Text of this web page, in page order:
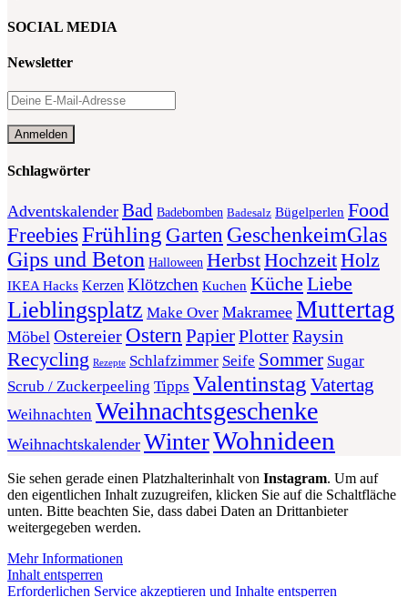
SOCIAL MEDIA
Newsletter
Schlagwörter
Adventskalender Bad Badebomben Badesalz Bügelperlen Food
FreebiesFrühling Garten GeschenkeimGlas
Gips und Beton Halloween HerbstHochzeitHolz
IKEA Hacks Kerzen Klötzchen Kuchen Küche Liebe
Lieblingsplatz Make Over Makramee Muttertag
Möbel Ostereier Ostern PapierPlotterRaysin
Recycling Rezepte Schlafzimmer Seife Sommer Sugar
Scrub / Zuckerpeeling Tipps Valentinstag Vatertag
Weihnachten Weihnachtsgeschenke
Weihnachtskalender WinterWohnideen
Sie sehen gerade einen Platzhalterinhalt von Instagram. Um auf
den eigentlichen Inhalt zuzugreifen, klicken Sie auf die Schaltfläche
unten. Bitte beachten Sie, dass dabei Daten an Drittanbieter
weitergegeben werden.
Mehr Informationen
Inhalt entsperren
Erforderlichen Service akzeptieren und Inhalte entsperren